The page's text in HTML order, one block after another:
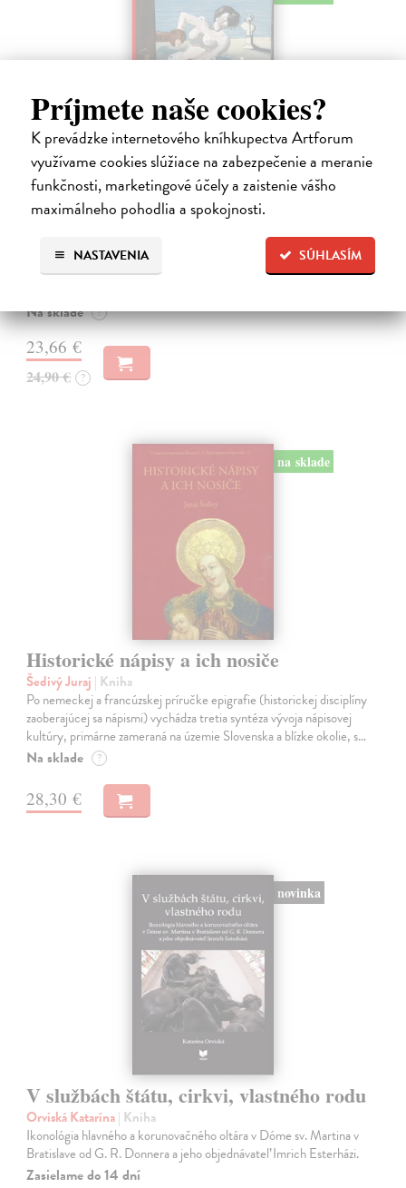
Príjmete naše cookies?
K prevádzke internetového kníhkupectva Artforum
využívame cookies slúžiace na zabezpečenie a meranie
funkčnosti, marketingové účely a zaistenie vášho
maximálneho pohodlia a spokojnosti.
SÚHLASÍM
NASTAVENIA
Studne mútne
Getting Peter| Kniha
Sú ikonickými postavami našej kultúry. Postavili im sochy a
pomenovali po nich ulice, majú svoje nespochybniteľné miesto v
lexikónoch literatúry aj učebniciach, slovenské moderné umenie sa
Na sklade ?
23,66 €
24,90 € ?
na sklade
Historické nápisy a ich nosiče
Šedivý Juraj | Kniha
Po nemeckej a francúzskej príručke epigrafie (historickej disciplíny
zaoberajúcej sa nápismi) vychádza tretia syntéza vývoja nápisovej
kultúry, primárne zameraná na územie Slovenska a blízke okolie, s…
Na sklade ?
28,30 €
novinka
V službách štátu, cirkvi, vlastného rodu
Orviská Katarína| Kniha
Ikonológia hlavného a korunovačného oltára v Dóme sv. Martina v
Bratislave od G. R. Donnera a jeho objednávateľ Imrich Esterházi.
Zasielame do 14 dní